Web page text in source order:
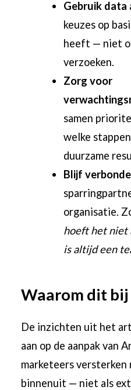
Gebruik data
keuzes op
heeft — niet
verzoeken.
Zorg voor
samen
welke
duurzame
Blijf
organisatie.
hoeft het niet
is altijd een
Waarom dit
De inzichten uit het
aan op de aanpak van
marketeers versterken
binnenuit — niet als